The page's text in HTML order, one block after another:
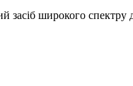
широкого спектру